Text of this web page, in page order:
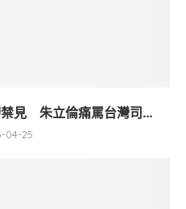
見 朱立倫痛罵台灣司...
04-25